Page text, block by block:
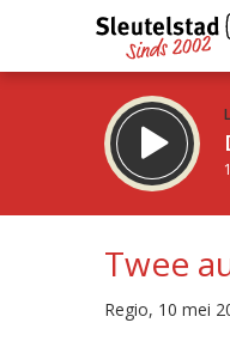
Twee
Regio, 10 mei